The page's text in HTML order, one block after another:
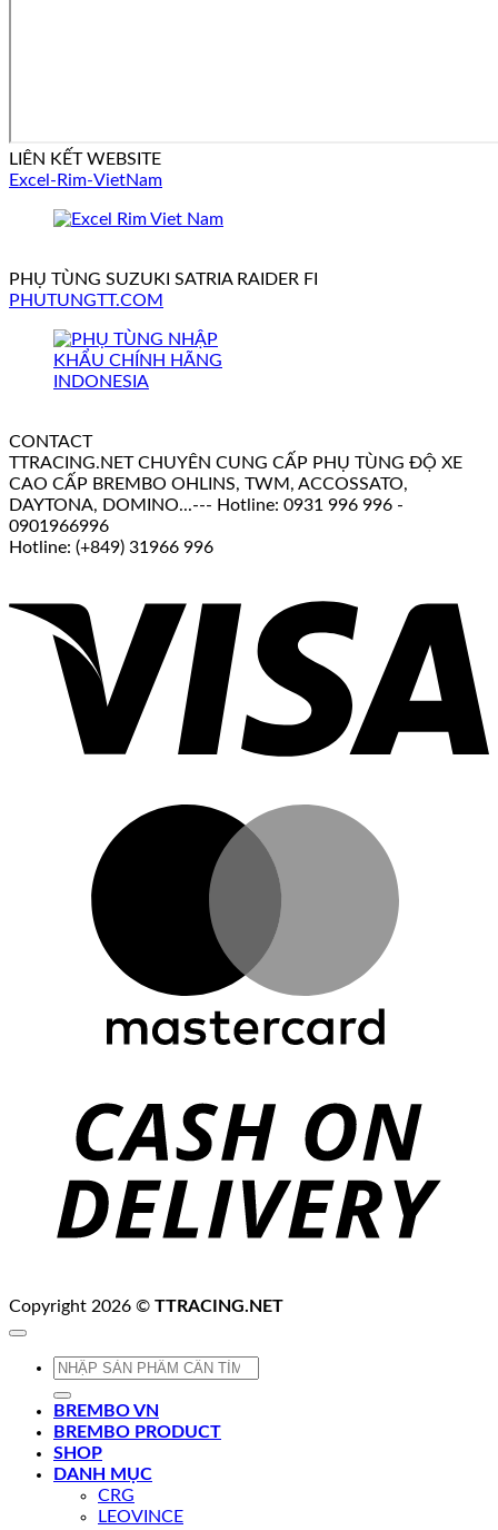
LIÊN KẾT WEBSITE
Excel-Rim-VietNam
PHỤ TÙNG SUZUKI SATRIA RAIDER FI
PHUTUNGTT.COM
CONTACT
TTRACING.NET CHUYÊN CUNG CẤP PHỤ TÙNG ĐỘ XE
CAO CẤP BREMBO OHLINS, TWM, ACCOSSATO,
DAYTONA, DOMINO...--- Hotline: 0931 996 996 -
0901966996
Hotline: (+849) 31966 996
Copyright 2026 © TTRACING.NET
Tìm
BREMBO VN
BREMBO PRODUCT
SHOP
DANH MỤC
CRG
LEOVINCE